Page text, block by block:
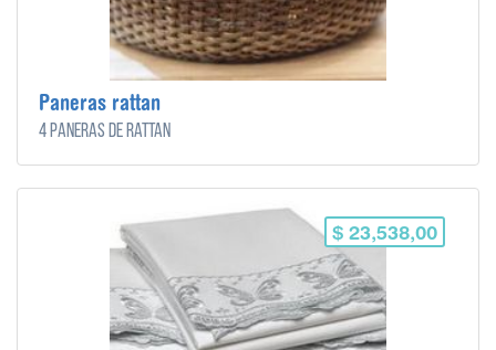
Paneras rattan
4 paneras de rattan
$ 23,538,00